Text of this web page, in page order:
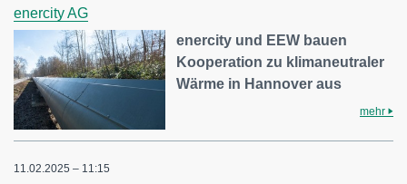
enercity AG
enercity und EEW bauen
Kooperation zu klimaneutraler
Wärme in Hannover aus
mehr
11.02.2025 – 11:15